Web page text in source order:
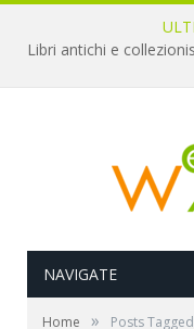
NAVIGATE
Home » Posts